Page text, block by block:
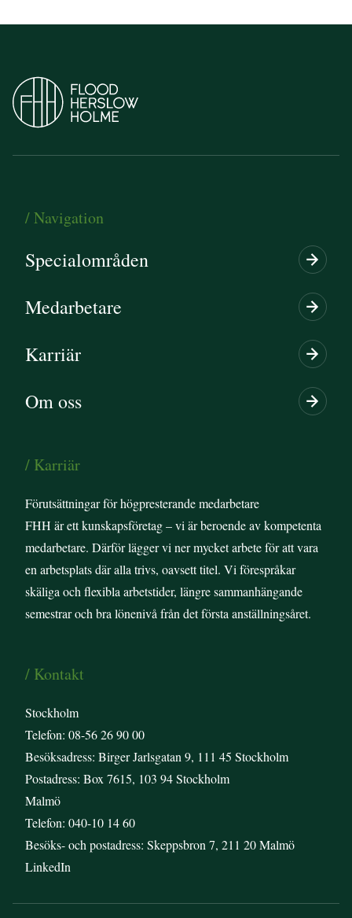
/ Navigation
Specialområden
Medarbetare
Karriär
Om oss
/ Karriär
Förutsättningar för högpresterande medarbetare
FHH är ett kunskapsföretag – vi är beroende av kompetenta
medarbetare. Därför lägger vi ner mycket arbete för att vara
en arbetsplats där alla trivs, oavsett titel. Vi förespråkar
skäliga och flexibla arbetstider, längre sammanhängande
semestrar och bra lönenivå från det första anställningsåret.
/ Kontakt
Stockholm
Telefon: 08-56 26 90 00
Besöksadress: Birger Jarlsgatan 9, 111 45 Stockholm
Postadress: Box 7615, 103 94 Stockholm
Malmö
Telefon: 040-10 14 60
Besöks- och postadress: Skeppsbron 7, 211 20 Malmö
LinkedIn